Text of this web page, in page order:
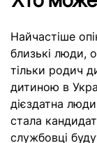
Найчастіше
близькі люди,
тільки родич
дитиною в
дієздатна
стала
службовці